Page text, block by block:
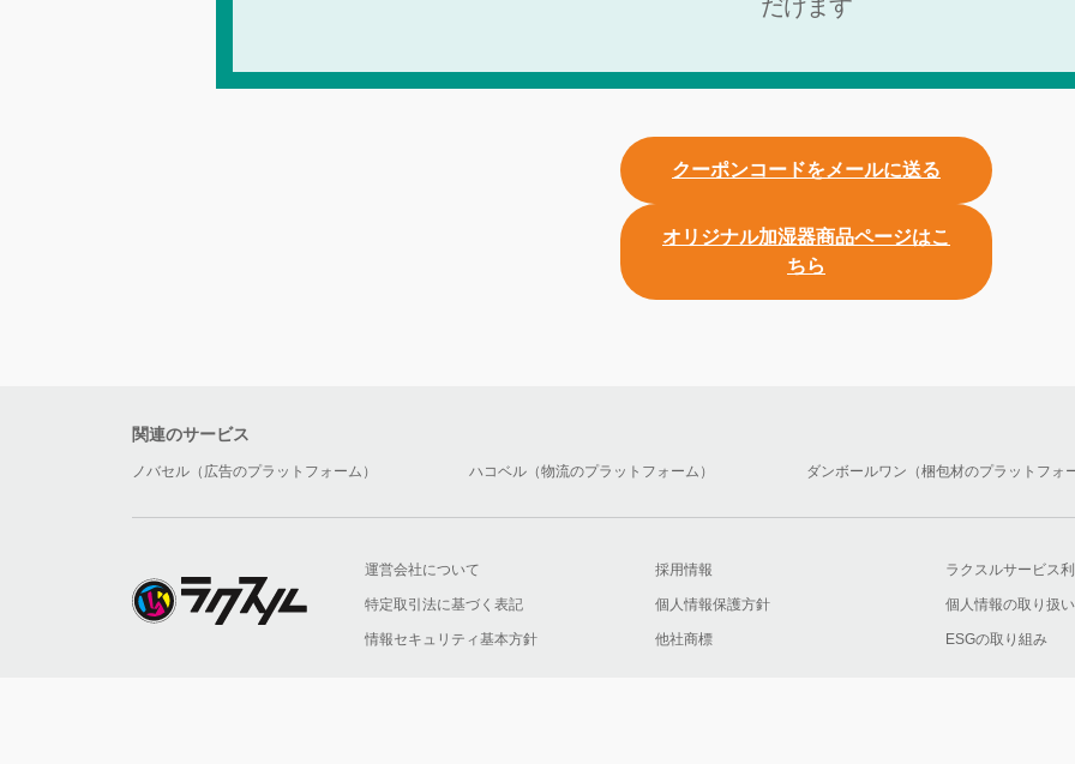
だけます
クーポンコードをメールに送る
オリジナル加湿器商品ページはこ
ちら
関連のサービス
ノバセル（広告のプラットフォーム） ハコベル（物流のプラットフォーム） ダンボールワン（梱包材のプラットフォ
運営会社について 採用情報 ラクスルサービス
特定取引法に基づく表記 個人情報保護方針 個人情報の取り扱い
情報セキュリティ基本方針 他社商標 ESGの取り組み